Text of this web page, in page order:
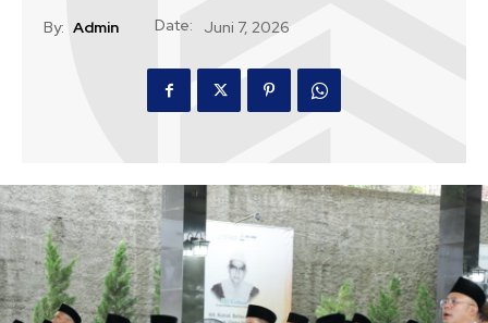
By: Admin Date: Juni 7, 2026